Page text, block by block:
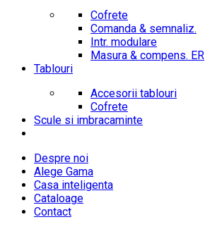
Cofrete
Comanda & semnaliz.
Intr. modulare
Masura & compens. ER
Tablouri
Accesorii tablouri
Cofrete
Scule si imbracaminte
Despre noi
Alege Gama
Casa inteligenta
Cataloage
Contact